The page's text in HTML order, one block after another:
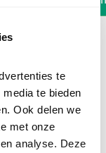
te
te bieden
Ook delen we
met onze
analyse. Deze